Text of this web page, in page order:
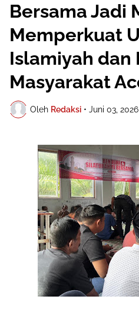
Bersama Jadi
Memperkuat
Islamiyah dan
Masyarakat
Oleh Redaksi • Juni 03, 2026